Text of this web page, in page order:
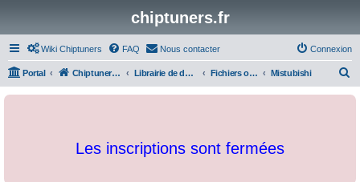
chiptuners.fr
Wiki Chiptuners FAQ Nous contacter Connexion
Portal Chiptuners.fr Librairie de documents et originaux Fichiers originaux Mistubishi
Les inscriptions sont fermées